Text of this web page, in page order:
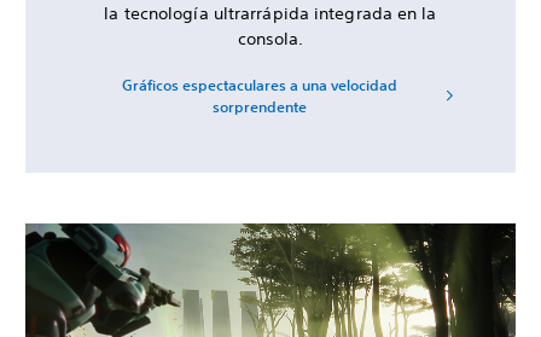
la tecnología ultrarrápida integrada en la
consola.
Gráficos espectaculares a una velocidad
sorprendente